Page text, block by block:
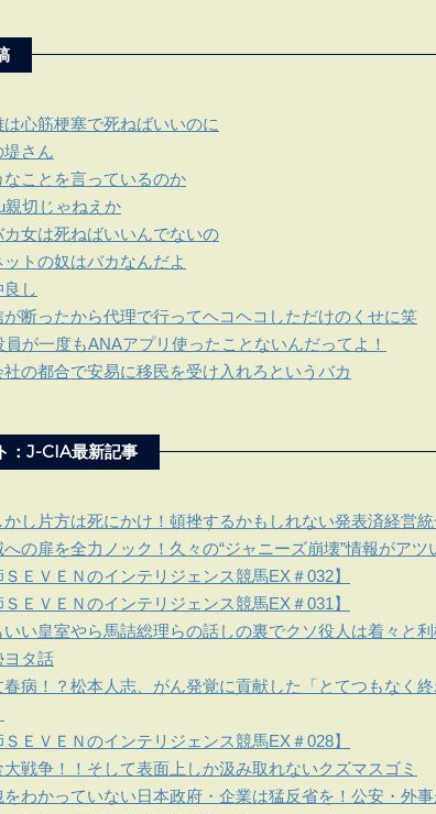
は心筋梗塞で死ねばいいのに
さん
なことを言っているのか
親切じゃねえか
カ女は死ねばいいんでないの
ットの奴はバカなんだよ
し
が断ったから代理で行ってヘコヘコしただけのくせに笑
員が一度もANAアプリ使ったことないんだってよ！
社の都合で安易に移民を受け入れろというバカ
：J-CIA最新記事
し片方は死にかけ！頓挫するかもしれない発表済経営統
への扉を全力ノック！久々の“ジャニーズ崩壊”情報がアツ
ＳＥＶＥＮのインテリジェンス競馬EX＃032】
ＳＥＶＥＮのインテリジェンス競馬EX＃031】
いい皇室やら馬詰総理らの話しの裏でクソ役人は着々と利
ヨタ話
春病！？松本人志、がん発覚に貢献した「とてつもなく
ＳＥＶＥＮのインテリジェンス競馬EX＃028】
戦争！！そして表面上しか汲み取れないクズマスゴミ
わかっていない日本政府・企業は猛反省を！公安・外